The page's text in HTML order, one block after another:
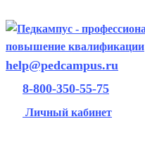
help@pedcampus.ru
8-800-350-55-75
Личный кабинет